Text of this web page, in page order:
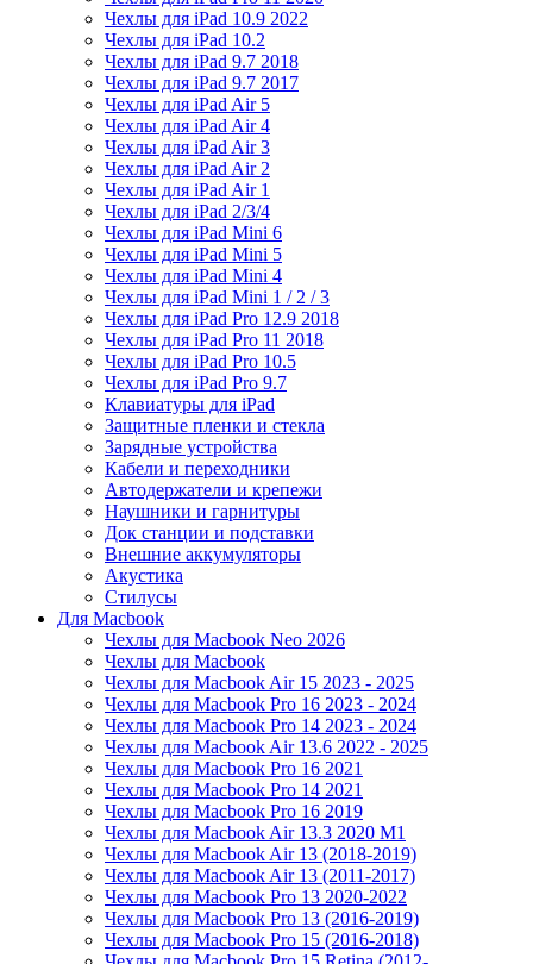
Чехлы для iPad 10.9 2022
Чехлы для iPad 10.2
Чехлы для iPad 9.7 2018
Чехлы для iPad 9.7 2017
Чехлы для iPad Air 5
Чехлы для iPad Air 4
Чехлы для iPad Air 3
Чехлы для iPad Air 2
Чехлы для iPad Air 1
Чехлы для iPad 2/3/4
Чехлы для iPad Mini 6
Чехлы для iPad Mini 5
Чехлы для iPad Mini 4
Чехлы для iPad Mini 1 / 2 / 3
Чехлы для iPad Pro 12.9 2018
Чехлы для iPad Pro 11 2018
Чехлы для iPad Pro 10.5
Чехлы для iPad Pro 9.7
Клавиатуры для iPad
Защитные пленки и стекла
Зарядные устройства
Кабели и переходники
Автодержатели и крепежи
Наушники и гарнитуры
Док станции и подставки
Внешние аккумуляторы
Акустика
Стилусы
Для Macbook
Чехлы для Macbook Neo 2026
Чехлы для Macbook
Чехлы для Macbook Air 15 2023 - 2025
Чехлы для Macbook Pro 16 2023 - 2024
Чехлы для Macbook Pro 14 2023 - 2024
Чехлы для Macbook Air 13.6 2022 - 2025
Чехлы для Macbook Pro 16 2021
Чехлы для Macbook Pro 14 2021
Чехлы для Macbook Pro 16 2019
Чехлы для Macbook Air 13.3 2020 M1
Чехлы для Macbook Air 13 (2018-2019)
Чехлы для Macbook Air 13 (2011-2017)
Чехлы для Macbook Pro 13 2020-2022
Чехлы для Macbook Pro 13 (2016-2019)
Чехлы для Macbook Pro 15 (2016-2018)